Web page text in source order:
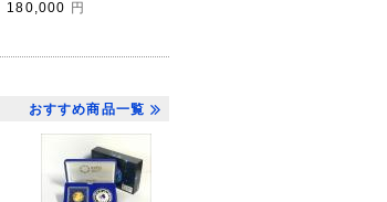
180,000
円
おすすめ商品一覧